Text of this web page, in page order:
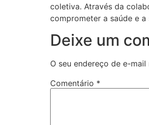
coletiva. Através da
comprometer a saúde e
Deixe um
O seu endereço de e-
Comentário *